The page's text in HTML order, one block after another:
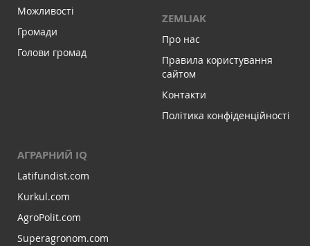
Можливості
Громади
Голови громад
ZEMLIAK
Про нас
Правила користування
сайтом
Контакти
Політика конфіденційності
АГРАРНИЙ IQ
Latifundist.com
Kurkul.com
AgroPolit.com
Superagronom.com